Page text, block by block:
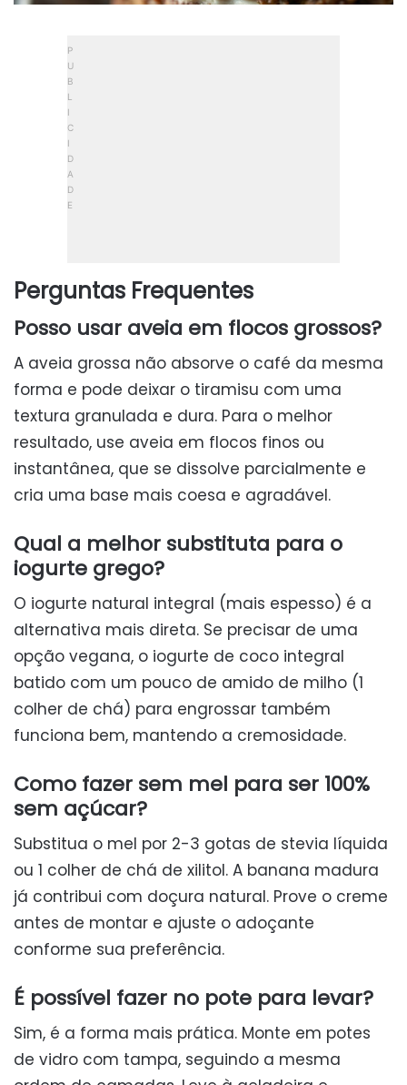
Perguntas Frequentes
Posso usar aveia em flocos grossos?
A aveia grossa não absorve o café da mesma
forma e pode deixar o tiramisu com uma
textura granulada e dura. Para o melhor
resultado, use aveia em flocos finos ou
instantânea, que se dissolve parcialmente e
cria uma base mais coesa e agradável.
Qual a melhor substituta para o
iogurte grego?
O iogurte natural integral (mais espesso) é a
alternativa mais direta. Se precisar de uma
opção vegana, o iogurte de coco integral
batido com um pouco de amido de milho (1
colher de chá) para engrossar também
funciona bem, mantendo a cremosidade.
Como fazer sem mel para ser 100%
sem açúcar?
Substitua o mel por 2-3 gotas de stevia líquida
ou 1 colher de chá de xilitol. A banana madura
já contribui com doçura natural. Prove o creme
antes de montar e ajuste o adoçante
conforme sua preferência.
É possível fazer no pote para levar?
Sim, é a forma mais prática. Monte em potes
de vidro com tampa, seguindo a mesma